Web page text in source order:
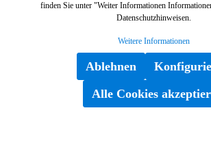
finden Sie unter "Weiter Informationen
Datenschutzhinweisen.
Weitere Informationen
Ablehnen
Alle Cookies